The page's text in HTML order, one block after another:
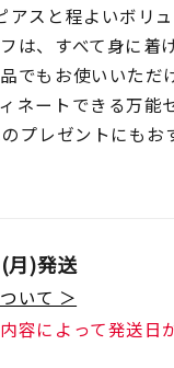
アスと程よいボリ
は、すべて身に着
でもお使いいただ
ネートできる万能
プレゼントにもお
月)発送
いて ＞
容によって発送日